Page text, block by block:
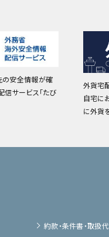
の安全情報が確
信サービス「たび
外貨宅
自宅に
に外貨
約款・条件書・取扱